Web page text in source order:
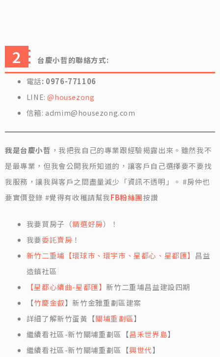
台慶小哲的聯絡方式:
電話: 0976-771106
LINE:@housezong
信箱: admim@housezong.com
我是台慶小哲 ，我把我自己的專業跟經驗揭露出來。雖然我不
是最專業，但我會公開我所知道的，讓客戶自己選擇要不要找
我服務，讓我與客戶之間盡量減少「資訊不透明」。 #房仲也
要實價登錄 #覺得有收穫請幫我FB粉絲團按讚
我要買房子（精選好房）！
我要委託賣房 ！
新竹二重埔【環球市、環宇市、星都心、星都匯】 昌益
造鎮社區
【星都心續曲-星都匯】新竹二重埔昌益建設四期
【竹慶金叡】新竹金雅重劃區建案
詳細了解新竹蛋黃【關埔重劃區】
繼續看社區-新竹關埔重劃區【昌禾世界島】
繼續看社區-新竹關埔重劃區【興世代】